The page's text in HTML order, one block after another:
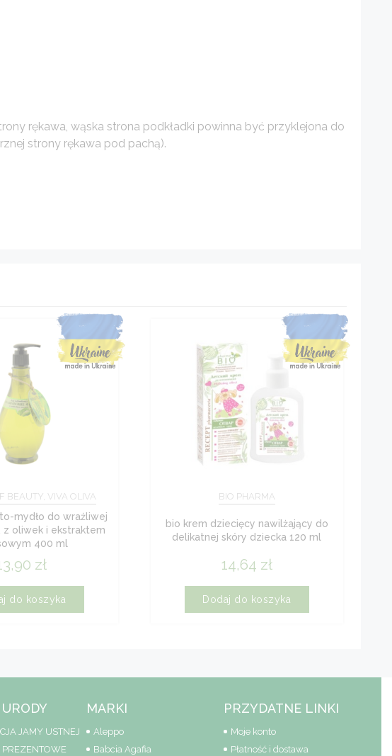
rękawa, wąska strona podkładki powinna być przyklejona do
strony rękawa pod pachą).
BEAUTY, VIVA OLIVA
mydło do wrażliwej
z oliwek i ekstraktem
400 ml
zł
do koszyka
BIO PHARMA
bio krem dziecięcy nawilżający do
delikatnej skóry dziecka 120 ml
14,64 zł
Dodaj do koszyka
JAMY USTNEJ
PREZENTOWE
MARKI
Aleppo
Babcia Agafia
PRZYDATNE LINKI
Moje konto
Płatność i dostawa